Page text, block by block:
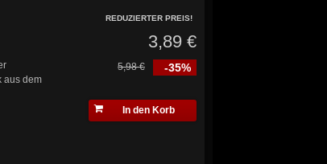
aus dem
REDUZIERTER PREIS!
3,89 €
-35%
5,98 €
In den Korb